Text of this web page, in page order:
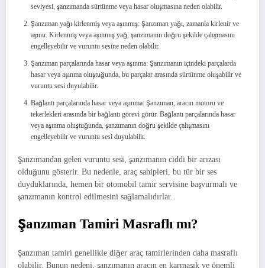
seviyesi, şanzımanda sürtünme veya hasar oluşmasına neden olabilir.
Şanzıman yağı kirlenmiş veya aşınmış: Şanzıman yağı, zamanla kirlenir ve
aşınır. Kirlenmiş veya aşınmış yağ, şanzımanın doğru şekilde çalışmasını
engelleyebilir ve vuruntu sesine neden olabilir.
Şanzıman parçalarında hasar veya aşınma: Şanzımanın içindeki parçalarda
hasar veya aşınma oluştuğunda, bu parçalar arasında sürtünme oluşabilir ve
vuruntu sesi duyulabilir.
Bağlantı parçalarında hasar veya aşınma: Şanzıman, aracın motoru ve
tekerlekleri arasında bir bağlantı görevi görür. Bağlantı parçalarında hasar
veya aşınma oluştuğunda, şanzımanın doğru şekilde çalışmasını
engelleyebilir ve vuruntu sesi duyulabilir.
Şanzımandan gelen vuruntu sesi, şanzımanın ciddi bir arızası
olduğunu gösterir. Bu nedenle, araç sahipleri, bu tür bir ses
duyduklarında, hemen bir otomobil tamir servisine başvurmalı ve
şanzımanın kontrol edilmesini sağlamalıdırlar.
Şanzıman Tamiri Masraflı mı?
Şanzıman tamiri genellikle diğer araç tamirlerinden daha masraflı
olabilir. Bunun nedeni, şanzımanın aracın en karmaşık ve önemli